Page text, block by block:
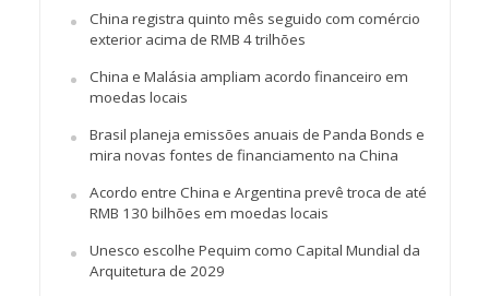
China registra quinto mês seguido com comércio
exterior acima de RMB 4 trilhões
China e Malásia ampliam acordo financeiro em
moedas locais
Brasil planeja emissões anuais de Panda Bonds e
mira novas fontes de financiamento na China
Acordo entre China e Argentina prevê troca de até
RMB 130 bilhões em moedas locais
Unesco escolhe Pequim como Capital Mundial da
Arquitetura de 2029